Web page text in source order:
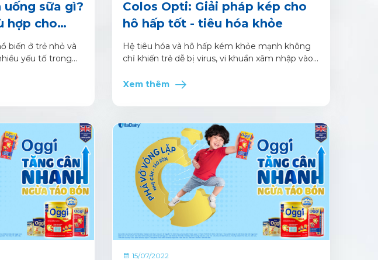
sữa gì?
hợp cho
biến ở trẻ nhỏ và
yếu tố trong
Colos Opti: Giải pháp kép cho
hô hấp tốt - tiêu hóa khỏe
Hệ tiêu hóa và hô hấp kém khỏe mạnh không
chỉ khiến trẻ dễ bị virus, vi khuẩn xâm nhập vào
trưởng và phát triển của trẻ. Tiêu hóa kém ảnh
chất của trẻ
Xem thêm
15/07/2022